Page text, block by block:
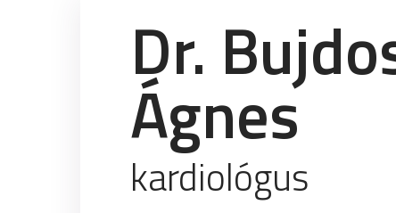
GYÓGYTORNA
KAPCSOLAT
TÁMOGATÁSOK
Dr.
Ágnes
kardiológus